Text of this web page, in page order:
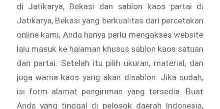
di Jatikarya, Bekasi dan sablon kaos partai di
Jatikarya, Bekasi yang berkualitas dari percetakan
online kami, Anda hanya perlu mengakses website
lalu masuk ke halaman khusus sablon kaos satuan
dan partai. Setelah itu pilih ukuran, material, dan
juga warna kaos yang akan disablon. Jika sudah,
isi form alamat pengiriman yang tersedia. Buat
Anda yang tinggal di pelosok daerah Indonesia,